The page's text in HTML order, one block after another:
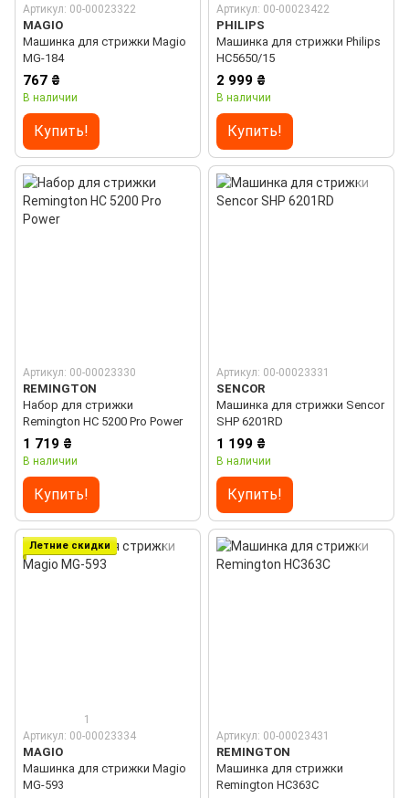
Артикул: 00-00023322
MAGIO
Машинка для стрижки Magio
MG-184
767 ₴
В наличии
Купить!
Артикул: 00-00023422
PHILIPS
Машинка для стрижки Philips
HC5650/15
2 999 ₴
В наличии
Купить!
Артикул: 00-00023330
REMINGTON
Набор для стрижки
Remington HC 5200 Pro Power
1 719 ₴
В наличии
Купить!
Артикул: 00-00023331
SENCOR
Машинка для стрижки Sencor
SHP 6201RD
1 199 ₴
В наличии
Купить!
Летние скидки
1
Артикул: 00-00023334
MAGIO
Машинка для стрижки Magio
МG-593
Артикул: 00-00023431
REMINGTON
Машинка для стрижки
Remington HC363C